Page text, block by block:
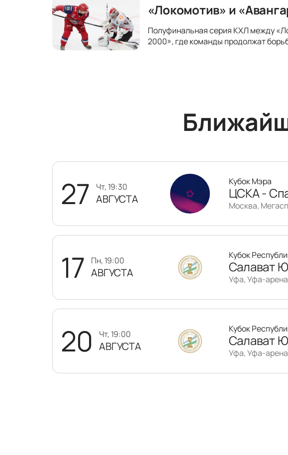
«Локомотив» и
Полуфинальная серия КХЛ между
2000», где команды продолжат
27 чт, 19:30
АВГУСТА
Кубок Мэра
ЦСКА -
Москва,
17 пн, 19:00
АВГУСТА
Кубок
Салават
Уфа, Уфа-арена
20 чт, 19:00
АВГУСТА
Кубок
Салават
Уфа, Уфа-арена